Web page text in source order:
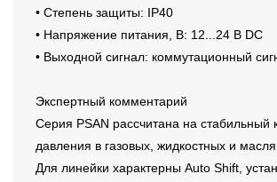
• Степень защиты: IP40
• Напряжение питания, В: 12...24 В DC
• Выходной сигнал: коммутационный
Экспертный комментарий
Серия PSAN рассчитана на стабильный
давления в газовых, жидкостных и
Для линейки характерны Auto Shift,